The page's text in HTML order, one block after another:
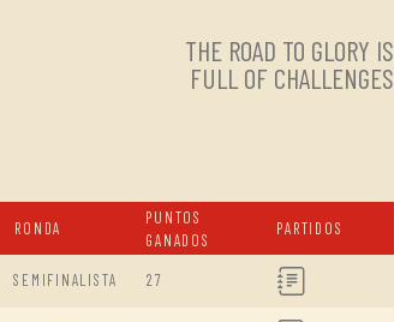
THE ROAD TO GLORY IS
FULL OF CHALLENGES
RONDA
PUNTOS
GANADOS
PARTIDOS
SEMIFINALISTA 27